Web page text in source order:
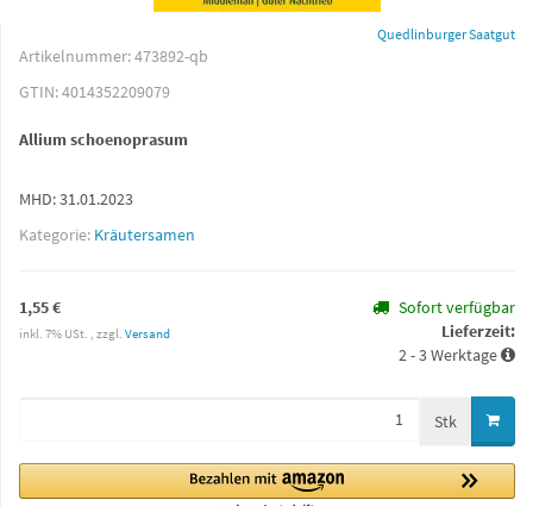
Quedlinburger Saatgut
Artikelnummer:473892-qb
GTIN:4014352209079
Allium schoenoprasum
MHD: 31.01.2023
Kategorie: Kräutersamen
1,55 €
inkl. 7% USt. , zzgl. Versand
Sofort verfügbar
Lieferzeit:
2 - 3 Werktage
Stk